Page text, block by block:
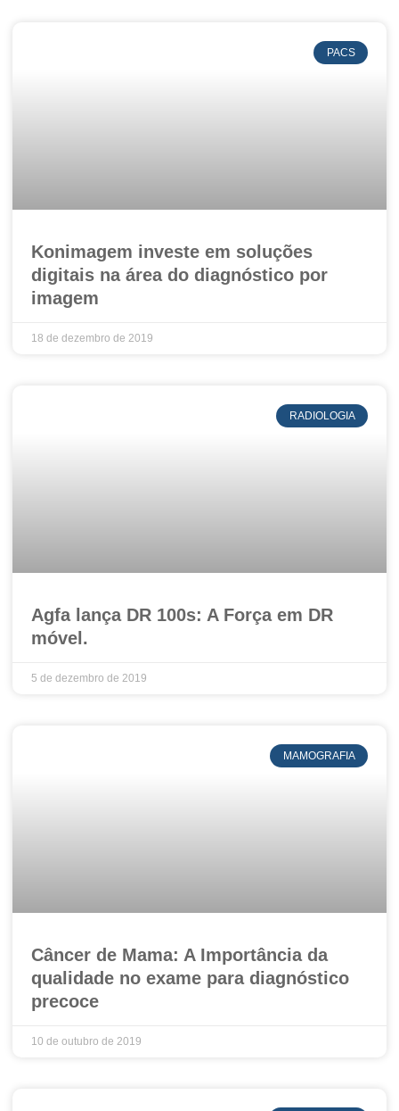
PACS
Konimagem investe em soluções
digitais na área do diagnóstico por
imagem
18 de dezembro de 2019
RADIOLOGIA
Agfa lança DR 100s: A Força em DR
móvel.
5 de dezembro de 2019
MAMOGRAFIA
Câncer de Mama: A Importância da
qualidade no exame para diagnóstico
precoce
10 de outubro de 2019